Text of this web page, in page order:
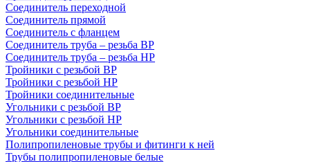
Соединитель переходной
Соединитель прямой
Соединитель с фланцем
Соединитель труба – резьба ВР
Соединитель труба – резьба НР
Тройники с резьбой ВР
Тройники с резьбой НР
Тройники соединительные
Угольники с резьбой ВР
Угольники с резьбой НР
Угольники соединительные
Полипропиленовые трубы и фитинги к ней
Трубы полипропиленовые белые